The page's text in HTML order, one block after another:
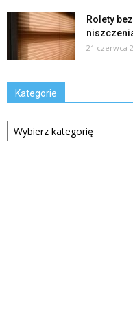
Rolety
21 czerwca
Kategorie
Kategorie